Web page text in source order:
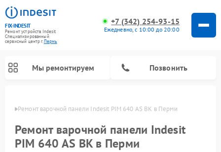
FIX-INDESIT
Ремонт устройств Indesit
Специализированный
cервисный центр г.Пермь
+7 (342) 254-93-15
Ежедневно, с 10:00 до 20:00
Мы ремонтируем Позвонить
Ремонт варочной панели Indesit PIM 640 AS BK в Перми
Ремонт варочной панели Indesit
PIM 640 AS BK в Перми